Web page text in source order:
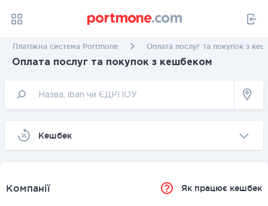
Платіжна система Portmone Оплата послуг та покупок з
Оплата послуг та покупок з кешбеком
Kешбек
Компанії Як працює кешбек